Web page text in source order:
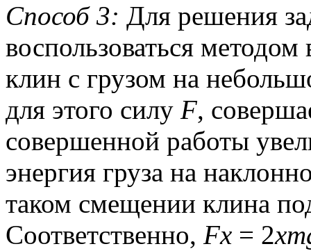
Способ 3: Для решения
воспользоваться
клин с грузом на
для этого силу F,
совершенной работы
энергия груза на
таком смещении клина
Соответственно, Fx = 2